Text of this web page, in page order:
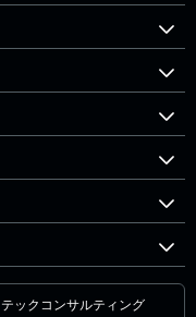
テックコンサルティング